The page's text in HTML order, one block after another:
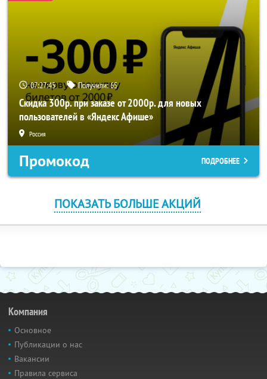
07:27:45 Получили:65
Скидка 300р. при заказе от 2000р. для новых
пользователей в «Яндекс Афише»
Россия
Промокод ПОДРОБНЕЕ
ПОКАЗАТЬ БОЛЬШЕ АКЦИЙ
Компания
Основное
Публикации о нас
Вакансии
Правила сервиса